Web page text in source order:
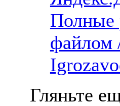
Полные
файлом
Гляньте